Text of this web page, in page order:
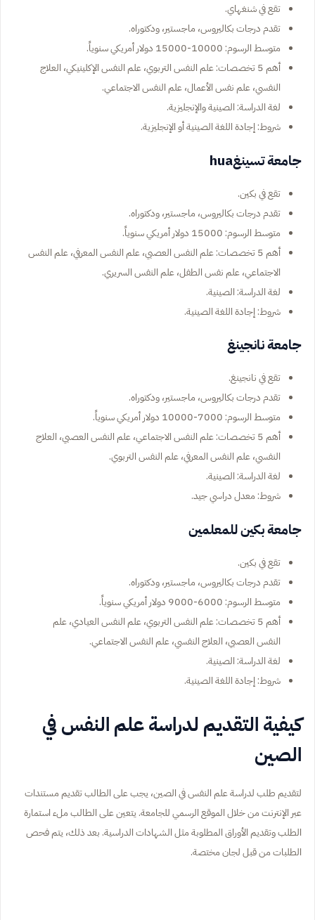
تقع في شنغهاي.
تقدم درجات بكاليروس، ماجستير، ودكتوراه.
متوسط الرسوم: 10000-15000 دولار أمريكي سنوياً.
أهم 5 تخصصات: علم النفس التربوي، علم النفس الإكلينيكي، العلاج
النفسي، علم نفس الأعمال، علم النفس الاجتماعي.
لغة الدراسة: الصينية والإنجليزية.
شروط: إجادة اللغة الصينية أو الإنجليزية.
جامعة تسينغhua
تقع في بكين.
تقدم درجات بكاليروس، ماجستير، ودكتوراه.
متوسط الرسوم: 15000 دولار أمريكي سنوياً.
أهم 5 تخصصات: علم النفس العصبي، علم النفس المعرفي، علم النفس
الاجتماعي، علم نفس الطفل، علم النفس السريري.
لغة الدراسة: الصينية.
شروط: إجادة اللغة الصينية.
جامعة نانجينغ
تقع في نانجينغ.
تقدم درجات بكاليروس، ماجستير، ودكتوراه.
متوسط الرسوم: 7000-10000 دولار أمريكي سنوياً.
أهم 5 تخصصات: علم النفس الاجتماعي، علم النفس العصبي، العلاج
النفسي، علم النفس المعرفي، علم النفس التربوي.
لغة الدراسة: الصينية.
شروط: معدل دراسي جيد.
جامعة بكين للمعلمين
تقع في بكين.
تقدم درجات بكاليروس، ماجستير، ودكتوراه.
متوسط الرسوم: 6000-9000 دولار أمريكي سنوياً.
أهم 5 تخصصات: علم النفس التربوي، علم النفس العيادي، علم
النفس العصبي، العلاج النفسي، علم النفس الاجتماعي.
لغة الدراسة: الصينية.
شروط: إجادة اللغة الصينية.
كيفية التقديم لدراسة علم النفس في
الصين
لتقديم طلب لدراسة علم النفس في الصين، يجب على الطالب تقديم مستندات
عبر الإنترنت من خلال الموقع الرسمي للجامعة. يتعين على الطالب ملء استمارة
الطلب وتقديم الأوراق المطلوبة مثل الشهادات الدراسية. بعد ذلك، يتم فحص
الطلبات من قبل لجان مختصة.